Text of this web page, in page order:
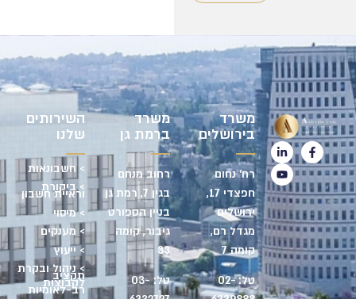
משרד
בירושלים
רח' נחום
חפצדי 17,
ירושלים
מגדל רם,
קומה 7
טל:02-
משרד
ברמת גן
רחוב מנחם
בגין 7, רמת גן
בניין הספורט
גיבור, קומה
33
טל:03-
השירותים
שלנו
> חשבונאות
> ביקורת
וראיית חשבון
> מיסוי
> מענקים
> ייעוץ
> ניהול ובקרת
תקציב
לקבוצות
רב-לאומיות